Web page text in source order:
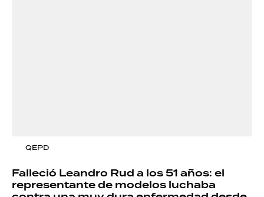
QEPD
Falleció Leandro Rud a los 51 años: el
representante de modelos luchaba